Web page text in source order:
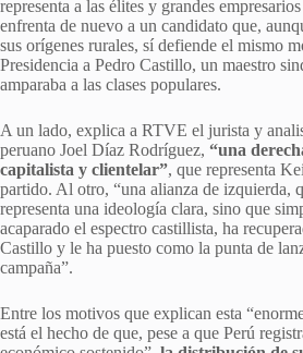
representa a las élites y grandes
enfrenta de nuevo a un candidato que,
sus orígenes rurales, sí defiende el mismo
Presidencia a Pedro Castillo, un maestro
amparaba a las clases populares.
A un lado, explica a RTVE el jurista y
peruano Joel Díaz Rodríguez, “una
capitalista y clientelar”, que representa
partido. Al otro, “una alianza de izquierda,
representa una ideología clara, sino que
acaparado el espectro castillista, ha
Castillo y le ha puesto como la punta de
campaña”.
Entre los motivos que explican esta
está el hecho de que, pese a que Perú